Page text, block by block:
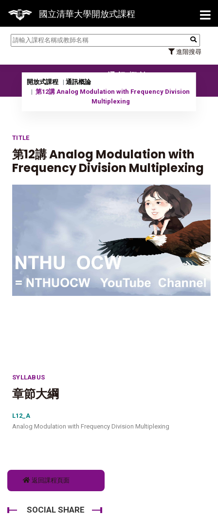
國立清華大學開放式課程
進階搜尋
【
10301 通訊概論
開放式課程
通訊概論
第12講 Analog Modulation with Frequency Division
Multiplexing
TITLE
第12講 Analog Modulation with
Frequency Division Multiplexing
SYLLABUS
章節大綱
L12_A
Analog Modulation with Frequency Division Multiplexing
返回課程頁面
SOCIAL SHARE